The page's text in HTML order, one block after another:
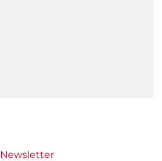
Newsletter